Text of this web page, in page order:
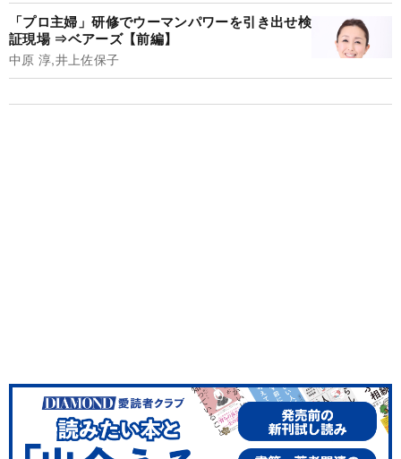
「プロ主婦」研修でウーマンパワーを引き出せ検
証現場 ⇒ベアーズ【前編】
中原 淳,井上佐保子